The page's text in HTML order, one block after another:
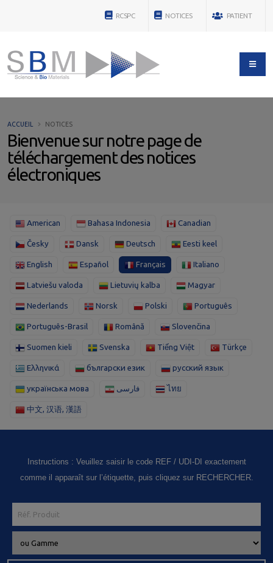
RCSPC NOTICES PATIENT
Bienvenue sur notre page de
téléchargement des notices
électroniques
ACCUEIL NOTICES
American Bahasa Indonesia Canadian
Česky Dansk Deutsch Eesti keel
English Español Français Italiano
Latviešu valoda Lietuvių kalba Magyar
Nederlands Norsk Polski Português
Português-Brasil Română Slovenčina
Suomen kieli Svenska Tiếng Việt Türkçe
Ελληνικά български език русский язык
українська мова فارسی ไทย
中文, 汉语, 漢語
Instructions : Veuillez saisir le code REF / UDI-DI exactement
comme il apparaît sur l’étiquette, puis cliquez sur RECHERCHER.